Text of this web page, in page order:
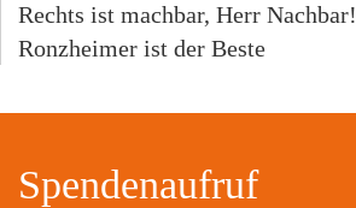
Rechts ist machbar, Herr Nachbar!
Ronzheimer ist der Beste
Spendenaufruf